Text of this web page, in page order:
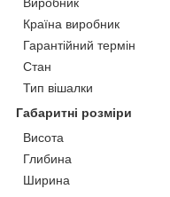
Країна виробник
Гарантійний термін
Стан
Тип вішалки
Габаритні розміри
Висота
Глибина
Ширина